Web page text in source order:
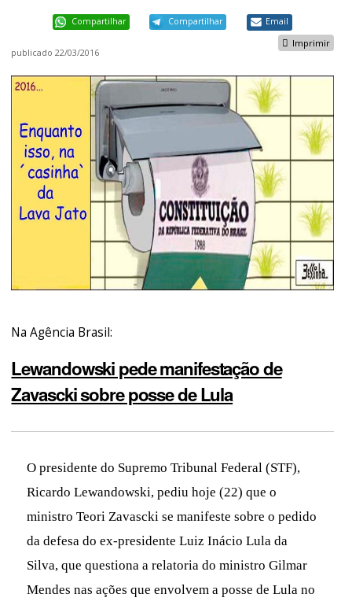
Compartilhar Compartilhar Email
Imprimir
publicado 22/03/2016
Na Agência Brasil:
Lewandowski pede manifestação de
Zavascki sobre posse de Lula
O presidente do Supremo Tribunal Federal (STF),
Ricardo Lewandowski, pediu hoje (22) que o
ministro Teori Zavascki se manifeste sobre o pedido
da defesa do ex-presidente Luiz Inácio Lula da
Silva, que questiona a relatoria do ministro Gilmar
Mendes nas ações que envolvem a posse de Lula no